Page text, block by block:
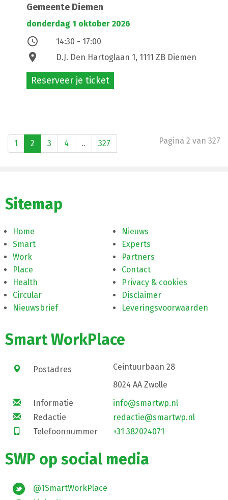
Gemeente Diemen
donderdag 1 oktober 2026
access_time 14:30 - 17:00
location_on D.J. Den Hartoglaan 1, 1111 ZB Diemen
Reserveer je ticket
1 2 3 4 .. 327 Pagina 2 van 327
Sitemap
Home
Smart
Work
Place
Health
Circular
Nieuwsbrief
Nieuws
Experts
Partners
Contact
Privacy & cookies
Disclaimer
Leveringsvoorwaarden
Smart WorkPlace
Postadres
Ceintuurbaan 28
8024 AA Zwolle
Informatie
info@smartwp.nl
Redactie
redactie@smartwp.nl
Telefoonnummer
+31 382024071
SWP op social media
@1SmartWorkPlace